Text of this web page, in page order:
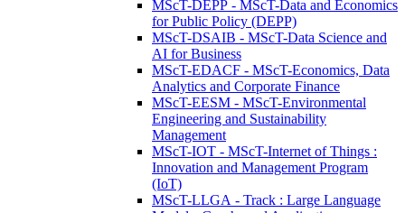
MScT-DEPP - MScT-Data and Economics
for Public Policy (DEPP)
MScT-DSAIB - MScT-Data Science and
AI for Business
MScT-EDACF - MScT-Economics, Data
Analytics and Corporate Finance
MScT-EESM - MScT-Environmental
Engineering and Sustainability
Management
MScT-IOT - MScT-Internet of Things :
Innovation and Management Program
(IoT)
MScT-LLGA - Track : Large Language